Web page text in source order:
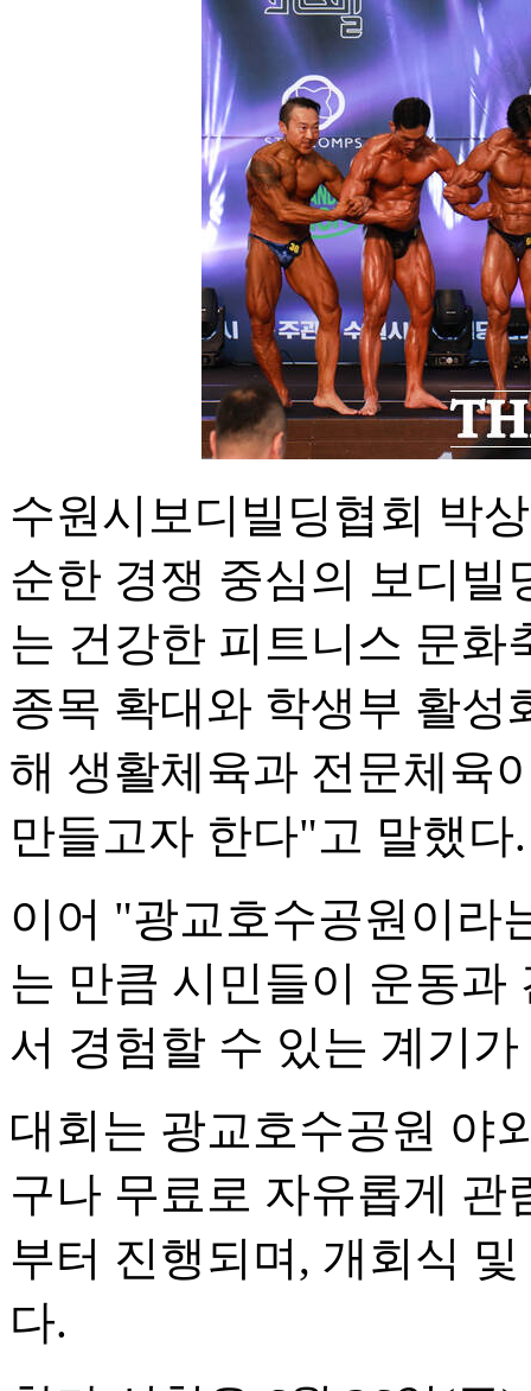
수원시보디빌딩협회 박
순한 경쟁 중심의 보디빌
는 건강한 피트니스 문
종목 확대와 학생부 활성
해 생활체육과 전문체육
만들고자 한다"고 말했다.
이어 "광교호수공원이라
는 만큼 시민들이 운동과
서 경험할 수 있는 계기
대회는 광교호수공원 야
구나 무료로 자유롭게 관
부터 진행되며, 개회식
다.